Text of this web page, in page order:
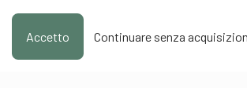
Accetto Continuare senza